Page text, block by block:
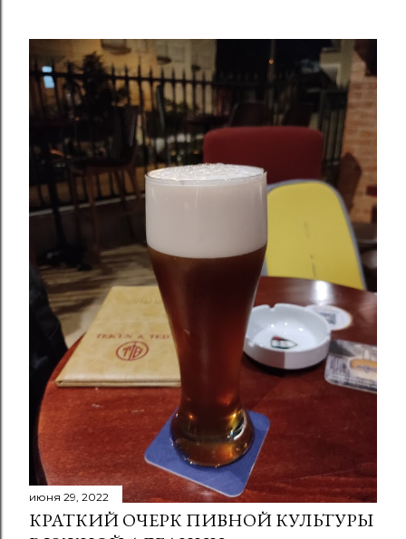
июня 29, 2022
КРАТКИЙ ОЧЕРК ПИВНОЙ КУЛЬТУРЫ